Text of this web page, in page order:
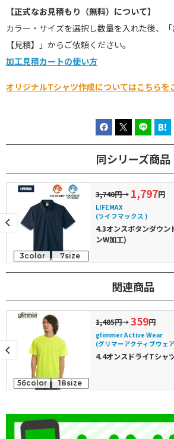
【正式なお見積もり（無料）について】
カラー・サイズを選択し数量を入れた後、
【見積】」からご依頼ください。
加工見積カートの使い方
オリジナルTシャツ作成についてはこちらを
同シリーズ商品
3color 7size
3,740円→ 1,797円
LIFEMAX
(ライフマックス )
4.3オンスボタンダウン
ンW加工)
関連商品
56color 18size
1,485円→359円
glimmer Active Wear
(グリマーアクティブウェ
4.4オンスドライTシャ